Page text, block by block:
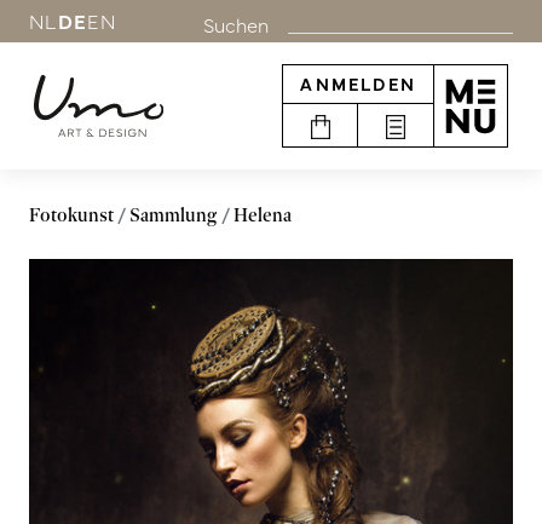
NL DEEN Suchen
ANMELDEN
Fotokunst Sammlung Helena